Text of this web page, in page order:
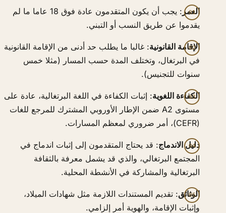
العمر
: يجب أن يكون المتقدمون عادة فوق 18 عاما ما لم
يقدموا عن طريق النسب أو التبني.
الإقامة القانونية: غالبا ما يطلب حد أدنى من الإقامة القانونية
في البرتغال، وتختلف المدة حسب المسار (مثلا خمس
سنوات للتجنيس).
الكفاءة اللغوية: إثبات الكفاءة في اللغة البرتغالية، عادة على
مستوى A2 ضمن الإطار الأوروبي المشترك للمرجع للغات
(CEFR)، أمر ضروري لمعظم المسارات.
دليل الاندماج: قد يحتاج المتقدمون إلى إثبات اندماج في
المجتمع البرتغالي، والذي قد يشمل معرفة بالثقافة
البرتغالية والمشاركة في الأنشطة المحلية.
الوثائق: تقديم المستندات اللازمة مثل شهادات الميلاد،
وإثبات الإقامة، والهوية أمر إلزامي.